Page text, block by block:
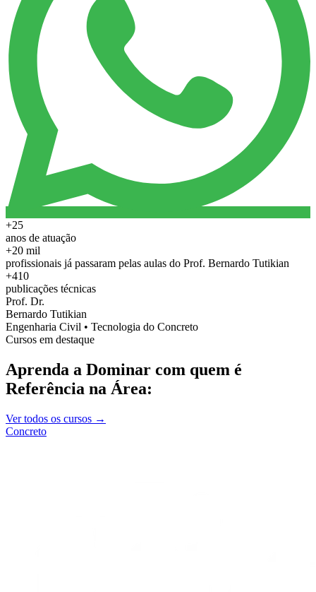
+25
anos de atuação
+20 mil
profissionais já passaram pelas aulas do Prof. Bernardo Tutikian
+410
publicações técnicas
Prof. Dr.
Bernardo Tutikian
Engenharia Civil • Tecnologia do Concreto
Cursos em destaque
Aprenda a Dominar com quem é
Referência na Área:
Ver todos os cursos →
Concreto